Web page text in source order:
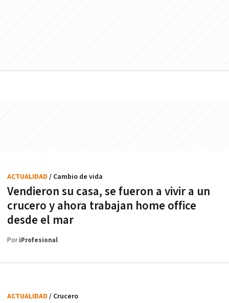
Vendieron su casa, se fueron a vivir a un
crucero y ahora trabajan home office
desde el mar
ACTUALIDAD / Cambio de vida
PoriProfesional
ACTUALIDAD / Crucero